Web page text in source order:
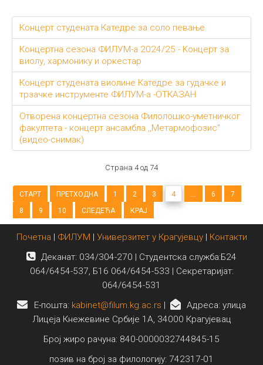
Концерт студената Катедре за соло певање
Концертна сезона ФИЛУМ-а 2024/25 - Kонцерт за
виолу, хармонику и оркестар
Концерт студената виолине Катедре за гудачке и
трзачке инструменте ФИЛУМ-а -ОТКАЗАН
Отворена концертна сезона Филолошко-уметничког
факултета - концерт ансамбла ,,Метармофозис"
(видео-снимак)
Страна 4 од 74
СТАРТ ПРЕТХОДНА 1 2 3 4 ... 6
7
8
9 10 СЛЕДЕЋА КРАЈ
Почетна ФИЛУМ Универзитет у Крагујевцу| Контакти
Деканат: 034/304-270 | Студентска служба:Б24
064/6454-537, Б16 064/6454-533 | Секретаријат:
064/6454-531
E-пошта: kabinet@filum.kg.ac.rs
Адреса: улица
Лицеја Кнежевине Србије 1А, 34000 Крагујевац
Број жиро рачуна: 840-0000032744845-15
позив на број за филологију: 742317-01